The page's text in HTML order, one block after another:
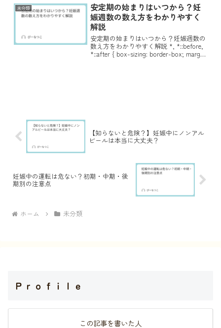
未分類
安定期の始まりはいつから？妊
娠週数の数え方をわかりやすく
解説
安定期の始まりはいつから？妊娠週数の
数え方をわかりやすく解説 *, *::before,
*::after { box-sizing: border-box; margin:
【知らないと危険？】妊娠中にノンアル
ビールは本当に大丈夫？
妊娠中の運転は危ない？初期・中期・後
期別の注意点
ホーム 未分類
Ｐｒｏｆｉｌｅ
この記事を書いた人